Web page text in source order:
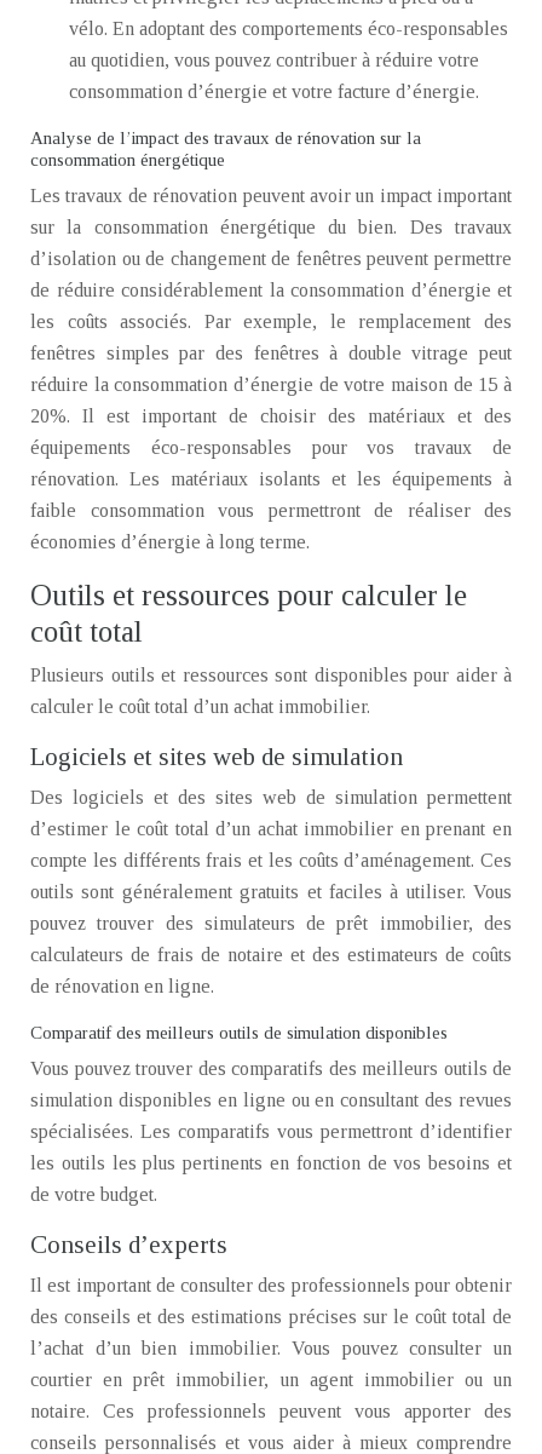
vélo. En adoptant des comportements éco-responsables
au quotidien, vous pouvez contribuer à réduire votre
consommation d’énergie et votre facture d’énergie.
Analyse de l’impact des travaux de rénovation sur la
consommation énergétique
Les travaux de rénovation peuvent avoir un impact important
sur la consommation énergétique du bien. Des travaux
d’isolation ou de changement de fenêtres peuvent permettre
de réduire considérablement la consommation d’énergie et
les coûts associés. Par exemple, le remplacement des
fenêtres simples par des fenêtres à double vitrage peut
réduire la consommation d’énergie de votre maison de 15 à
20%. Il est important de choisir des matériaux et des
équipements éco-responsables pour vos travaux de
rénovation. Les matériaux isolants et les équipements à
faible consommation vous permettront de réaliser des
économies d’énergie à long terme.
Outils et ressources pour calculer le
coût total
Plusieurs outils et ressources sont disponibles pour aider à
calculer le coût total d’un achat immobilier.
Logiciels et sites web de simulation
Des logiciels et des sites web de simulation permettent
d’estimer le coût total d’un achat immobilier en prenant en
compte les différents frais et les coûts d’aménagement. Ces
outils sont généralement gratuits et faciles à utiliser. Vous
pouvez trouver des simulateurs de prêt immobilier, des
calculateurs de frais de notaire et des estimateurs de coûts
de rénovation en ligne.
Comparatif des meilleurs outils de simulation disponibles
Vous pouvez trouver des comparatifs des meilleurs outils de
simulation disponibles en ligne ou en consultant des revues
spécialisées. Les comparatifs vous permettront d’identifier
les outils les plus pertinents en fonction de vos besoins et
de votre budget.
Conseils d’experts
Il est important de consulter des professionnels pour obtenir
des conseils et des estimations précises sur le coût total de
l’achat d’un bien immobilier. Vous pouvez consulter un
courtier en prêt immobilier, un agent immobilier ou un
notaire. Ces professionnels peuvent vous apporter des
conseils personnalisés et vous aider à mieux comprendre